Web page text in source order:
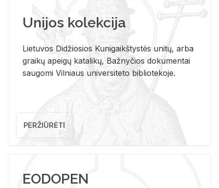
Unijos kolekcija
Lietuvos Didžiosios Kunigaikštystės unitų, arba
graikų apeigų katalikų, Bažnyčios dokumentai
saugomi Vilniaus universiteto bibliotekoje.
PERŽIŪRĖTI
EODOPEN